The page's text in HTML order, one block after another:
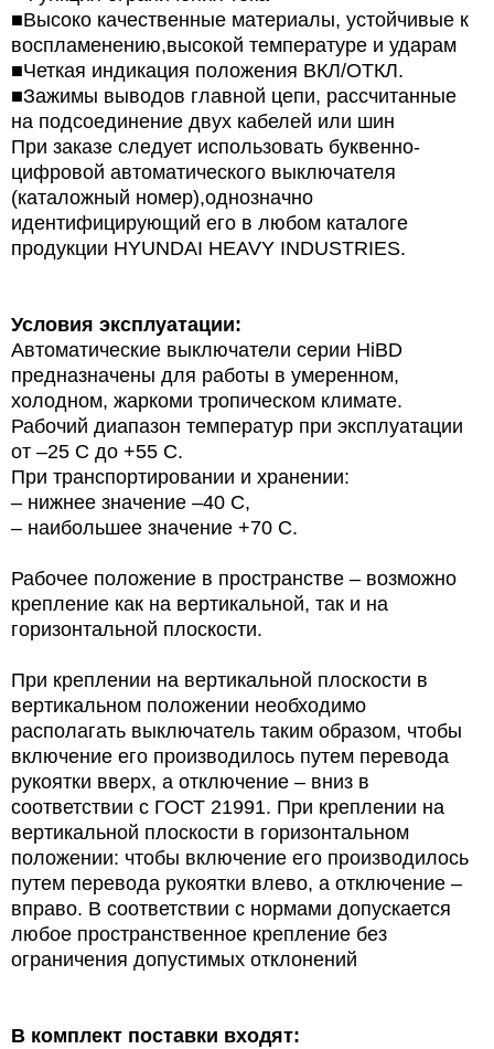
■Высоко качественные материалы, устойчивые к
воспламенению,высокой температуре и ударам
■Четкая индикация положения ВКЛ/ОТКЛ.
■Зажимы выводов главной цепи, рассчитанные
на подсоединение двух кабелей или шин
При заказе следует использовать буквенно-
цифровой автоматического выключателя
(каталожный номер),однозначно
идентифицирующий его в любом каталоге
продукции HYUNDAI HEAVY INDUSTRIES.
Условия эксплуатации:
Автоматические выключатели серии HiBD
предназначены для работы в умеренном,
холодном, жаркоми тропическом климате.
Рабочий диапазон температур при эксплуатации
от –25 С до +55 С.
При транспортировании и хранении:
– нижнее значение –40 С,
– наибольшее значение +70 С.
Рабочее положение в пространстве – возможно
крепление как на вертикальной, так и на
горизонтальной плоскости.
При креплении на вертикальной плоскости в
вертикальном положении необходимо
располагать выключатель таким образом, чтобы
включение его производилось путем перевода
рукоятки вверх, а отключение – вниз в
соответствии с ГОСТ 21991. При креплении на
вертикальной плоскости в горизонтальном
положении: чтобы включение его производилось
путем перевода рукоятки влево, а отключение –
вправо. В соответствии с нормами допускается
любое пространственное крепление без
ограничения допустимых отклонений
В комплект поставки входят: